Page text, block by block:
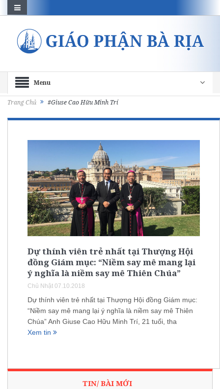
Menu
Trang Chủ #Giuse Cao Hữu Minh Trí
Dự thính viên trẻ nhất tại Thượng Hội
đồng Giám mục: “Niềm say mê mang lại
ý nghĩa là niềm say mê Thiên Chúa”
Chủ Nhật 07.10.2018
Dự thính viên trẻ nhất tại Thượng Hội đồng Giám mục:
“Niềm say mê mang lại ý nghĩa là niềm say mê Thiên
Chúa” Anh Giuse Cao Hữu Minh Trí, 21 tuổi, tha
Xem tin
TIN/ BÀI MỚI